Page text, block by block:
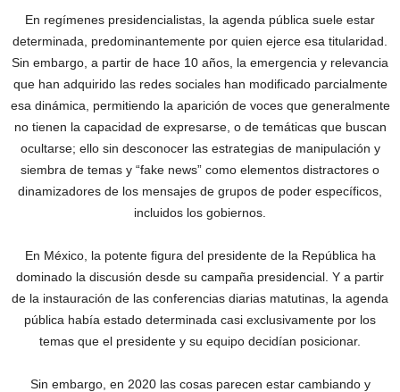
En regímenes presidencialistas, la agenda pública suele estar
determinada, predominantemente por quien ejerce esa titularidad.
Sin embargo, a partir de hace 10 años, la emergencia y relevancia
que han adquirido las redes sociales han modificado parcialmente
esa dinámica, permitiendo la aparición de voces que generalmente
no tienen la capacidad de expresarse, o de temáticas que buscan
ocultarse; ello sin desconocer las estrategias de manipulación y
siembra de temas y “fake news” como elementos distractores o
dinamizadores de los mensajes de grupos de poder específicos,
incluidos los gobiernos.
En México, la potente figura del presidente de la República ha
dominado la discusión desde su campaña presidencial. Y a partir
de la instauración de las conferencias diarias matutinas, la agenda
pública había estado determinada casi exclusivamente por los
temas que el presidente y su equipo decidían posicionar.
Sin embargo, en 2020 las cosas parecen estar cambiando y